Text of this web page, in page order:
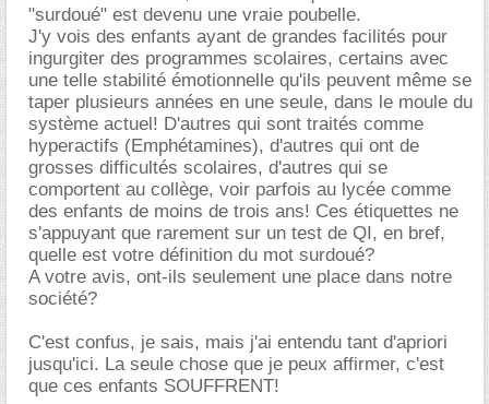
"surdoué" est devenu une vraie poubelle.
J'y vois des enfants ayant de grandes facilités pour
ingurgiter des programmes scolaires, certains avec
une telle stabilité émotionnelle qu'ils peuvent même se
taper plusieurs années en une seule, dans le moule du
système actuel! D'autres qui sont traités comme
hyperactifs (Emphétamines), d'autres qui ont de
grosses difficultés scolaires, d'autres qui se
comportent au collège, voir parfois au lycée comme
des enfants de moins de trois ans! Ces étiquettes ne
s'appuyant que rarement sur un test de QI, en bref,
quelle est votre définition du mot surdoué?
A votre avis, ont-ils seulement une place dans notre
société?
C'est confus, je sais, mais j'ai entendu tant d'apriori
jusqu'ici. La seule chose que je peux affirmer, c'est
que ces enfants SOUFFRENT!